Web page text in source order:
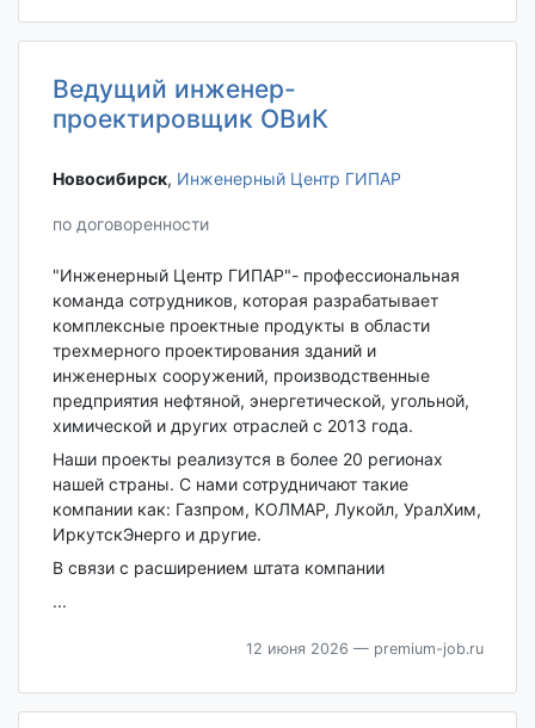
Ведущий инженер-
проектировщик ОВиК
Новосибирск‎, Инженерный Центр ГИПАР
по договоренности
"Инженерный Центр ГИПАР"- профессиональная
команда сотрудников, которая разрабатывает
комплексные проектные продукты в области
трехмерного проектирования зданий и
инженерных сооружений, производственные
предприятия нефтяной, энергетической, угольной,
химической и других отраслей с 2013 года.
Наши проекты реализутся в более 20 регионах
нашей страны. С нами сотрудничают такие
компании как: Газпром, КОЛМАР, Лукойл, УралХим,
ИркутскЭнерго и другие.
В связи с расширением штата компании
...
12 июня 2026 — premium-job.ru